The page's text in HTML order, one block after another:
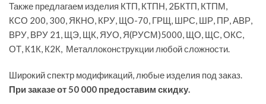
Также предлагаем изделия КТП, КТПН, 2БКТП, КТПМ,
КСО 200, 300, ЯКНО, КРУ, ЩО-70, ГРЩ, ШРС, ШР, ПР, АВР,
ВРУ, ВРУ 21, ЩЭ, ЩК, ЯУО, Я(РУСМ)5000, ЩО, ЩС, ОКС,
ОТ, К1К, К2К, Металлоконструкции любой сложности.
Широкий спектр модификаций, любые изделия под заказ.
При заказе от 50 000 предоставим скидку.